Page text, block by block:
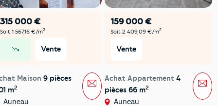
315 000 €
Soit 1 567,16 €/m2
Vente
Maison 9 pièces
m2
Auneau
Message
159 000 €
Soit 2 409,09 €/m2
Vente
Achat Appartement 4
pièces 66 m2
Auneau